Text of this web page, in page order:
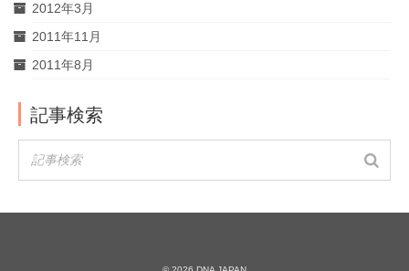
2012年3月
2011年11月
2011年8月
記事検索